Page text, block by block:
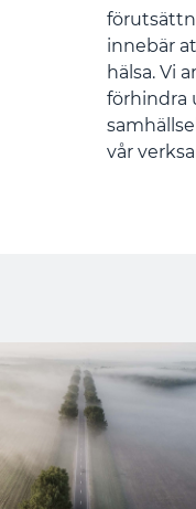
innebär
hälsa. Vi
förhindra
vår